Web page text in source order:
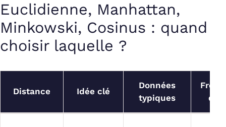
Euclidienne, Manhattan,
Minkowski, Cosinus : quand
choisir laquelle ?
Distance Idée clé
Données
typiques